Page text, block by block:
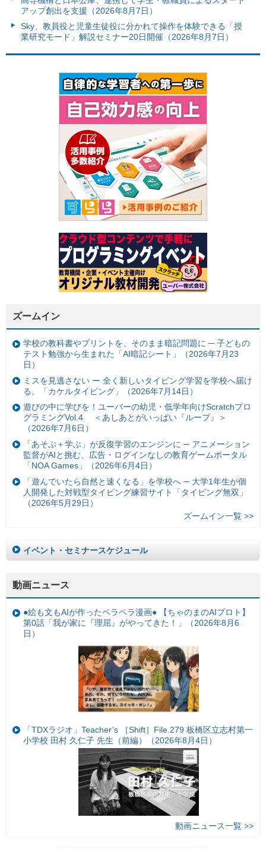
アップ創出を支援（2026年8月7日）
Sky、教員役と児童生徒役に分かれて操作を体験できる「授
業研究モード」解説セミナー20日開催（2026年8月7日）
ズームイン
学校の教科書やプリントを、そのまま暗記問題に ─ 子どもの
テスト勉強から生まれた「AI暗記シート」（2026年7月23
日）
ミスを見逃さない ー 全く新しいタイピング学習を学校へ届け
る。「カケルタイピング」（2026年7月14日）
遊びの中に学びを！ユーバーの幼児・低学年向けScratchプロ
グラミングVol.4 ＜あしあとがいっぱい『ループ』＞
（2026年7月6日）
「あそぶ＋学ぶ」が反復学習のエンジンに ─ アニメーション
監督がAIと挑む、広告・ログインなしの教育ゲームポータル
「NOA Games」（2026年6月4日）
「遊んでいたら自然と速くなる」を学校へ ─ 大学1年生が個
人開発した対戦型タイピング練習サイト「タイピング無双」
（2026年5月29日）
ズームイン一覧 >>
イベント・セミナースケジュール
動画ニュース
●絵も文もAIが作ったペラペラ漫画● 【ちゃのまのAIプロト】
第0話「我が家に『理屈』がやってきた！」（2026年8月6
日）
「TDXラジオ」Teacher’s ［Shift］File.279 板橋区立志村第一
小学校 田村 久仁子 先生（前編）（2026年8月4日）
動画ニュース一覧 >>